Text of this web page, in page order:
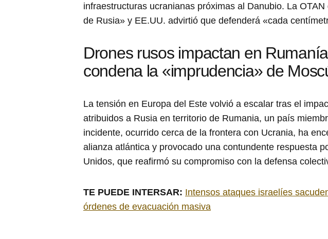
infraestructuras ucranianas próximas al Danubio. La
de Rusia» y EE.UU. advirtió que defenderá «cada
Drones rusos impactan en
condena la «imprudencia» de
La tensión en Europa del Este volvió a escalar tras el
atribuidos a Rusia en territorio de Rumania, un país
incidente, ocurrido cerca de la frontera con Ucrania, ha
alianza atlántica y provocado una contundente respuesta
Unidos, que reafirmó su compromiso con la defensa
TE PUEDE INTERSAR: Intensos ataques israelíes
órdenes de evacuación masiva